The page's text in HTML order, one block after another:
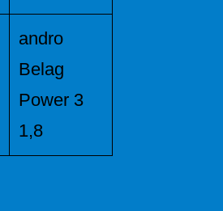
andro
Belag
Power 3
1,8